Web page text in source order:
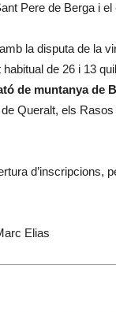
Pere de Berga i
la disputa de la
de 26 i 13
de muntanya de
Queralt, els
d’inscripcions,
Elias